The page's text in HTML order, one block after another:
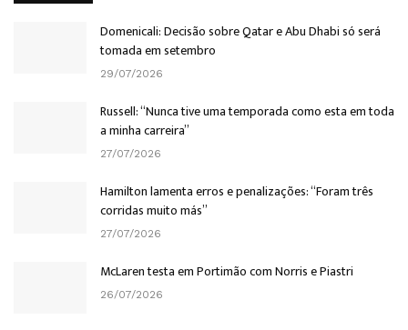
Domenicali: Decisão sobre Qatar e Abu Dhabi só será
tomada em setembro
29/07/2026
Russell: “Nunca tive uma temporada como esta em toda
a minha carreira”
27/07/2026
Hamilton lamenta erros e penalizações: “Foram três
corridas muito más”
27/07/2026
McLaren testa em Portimão com Norris e Piastri
26/07/2026